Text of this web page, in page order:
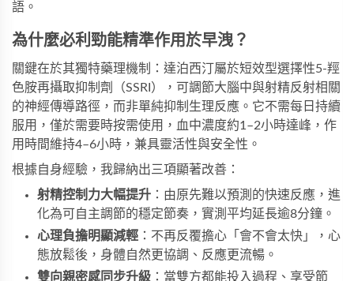
語。
為什麼必利勁能精準作用於早洩？
關鍵在於其獨特藥理機制：達泊西汀屬於短效型選擇性5-羥
色胺再攝取抑制劑（SSRI），可調節大腦中與射精反射相關
的神經傳導路徑，而非單純抑制生理反應。它不需每日持續
服用，僅於需要時按需使用，血中濃度約1–2小時達峰，作
用時間維持4–6小時，兼具靈活性與安全性。
根據自身經驗，我歸納出三項顯著改善：
射精控制力大幅提升 ：由原先難以預測的快速反應，進
化為可自主調節的穩定節奏，實測平均延長逾8分鐘。
心理負擔明顯減輕 ：不再反覆擔心「會不會太快」，心
態放鬆後，身體自然更協調、反應更流暢。
雙向親密感同步升級 ：當雙方都能投入過程、享受節